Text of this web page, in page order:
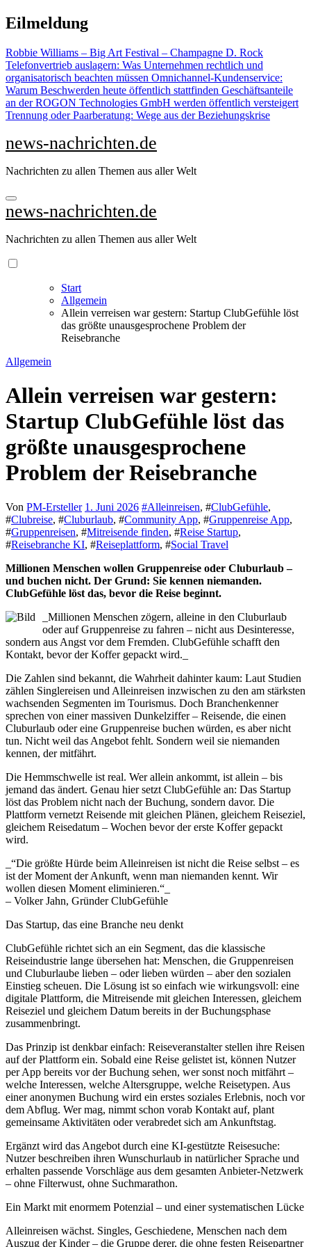
Zu
Inhalten
Eilmeldung
Robbie Williams – Big Art Festival – Champagne D. Rock
Telefonvertrieb auslagern: Was Unternehmen rechtlich und
organisatorisch beachten müssen Omnichannel-Kundenservice:
Warum Beschwerden heute öffentlich stattfinden Geschäftsanteile
an der ROGON Technologies GmbH werden öffentlich versteigert
Trennung oder Paarberatung: Wege aus der Beziehungskrise
news-nachrichten.de
Nachrichten zu allen Themen aus aller Welt
news-nachrichten.de
Nachrichten zu allen Themen aus aller Welt
Start
Allgemein
Allein verreisen war gestern: Startup ClubGefühle löst
das größte unausgesprochene Problem der
Reisebranche
Allgemein
Allein verreisen war gestern:
Startup ClubGefühle löst das
größte unausgesprochene
Problem der Reisebranche
Von PM-Ersteller 1. Juni 2026 #Alleinreisen, #ClubGefühle,
#Clubreise, #Cluburlaub, #Community App, #Gruppenreise App,
#Gruppenreisen, #Mitreisende finden, #Reise Startup,
#Reisebranche KI, #Reiseplattform, #Social Travel
Millionen Menschen wollen Gruppenreise oder Cluburlaub –
und buchen nicht. Der Grund: Sie kennen niemanden.
ClubGefühle löst das, bevor die Reise beginnt.
_Millionen Menschen zögern, alleine in den Cluburlaub
oder auf Gruppenreise zu fahren – nicht aus Desinteresse,
sondern aus Angst vor dem Fremden. ClubGefühle schafft den
Kontakt, bevor der Koffer gepackt wird._
Die Zahlen sind bekannt, die Wahrheit dahinter kaum: Laut Studien
zählen Singlereisen und Alleinreisen inzwischen zu den am stärksten
wachsenden Segmenten im Tourismus. Doch Branchenkenner
sprechen von einer massiven Dunkelziffer – Reisende, die einen
Cluburlaub oder eine Gruppenreise buchen würden, es aber nicht
tun. Nicht weil das Angebot fehlt. Sondern weil sie niemanden
kennen, der mitfährt.
Die Hemmschwelle ist real. Wer allein ankommt, ist allein – bis
jemand das ändert. Genau hier setzt ClubGefühle an: Das Startup
löst das Problem nicht nach der Buchung, sondern davor. Die
Plattform vernetzt Reisende mit gleichen Plänen, gleichem Reiseziel,
gleichem Reisedatum – Wochen bevor der erste Koffer gepackt
wird.
_“Die größte Hürde beim Alleinreisen ist nicht die Reise selbst – es
ist der Moment der Ankunft, wenn man niemanden kennt. Wir
wollen diesen Moment eliminieren.“_
– Volker Jahn, Gründer ClubGefühle
Das Startup, das eine Branche neu denkt
ClubGefühle richtet sich an ein Segment, das die klassische
Reiseindustrie lange übersehen hat: Menschen, die Gruppenreisen
und Cluburlaube lieben – oder lieben würden – aber den sozialen
Einstieg scheuen. Die Lösung ist so einfach wie wirkungsvoll: eine
digitale Plattform, die Mitreisende mit gleichen Interessen, gleichem
Reiseziel und gleichem Datum bereits in der Buchungsphase
zusammenbringt.
Das Prinzip ist denkbar einfach: Reiseveranstalter stellen ihre Reisen
auf der Plattform ein. Sobald eine Reise gelistet ist, können Nutzer
per App bereits vor der Buchung sehen, wer sonst noch mitfährt –
welche Interessen, welche Altersgruppe, welche Reisetypen. Aus
einer anonymen Buchung wird ein erstes soziales Erlebnis, noch vor
dem Abflug. Wer mag, nimmt schon vorab Kontakt auf, plant
gemeinsame Aktivitäten oder verabredet sich am Ankunftstag.
Ergänzt wird das Angebot durch eine KI-gestützte Reisesuche:
Nutzer beschreiben ihren Wunschurlaub in natürlicher Sprache und
erhalten passende Vorschläge aus dem gesamten Anbieter-Netzwerk
– ohne Filterwust, ohne Suchmarathon.
Ein Markt mit enormem Potenzial – und einer systematischen Lücke
Alleinreisen wächst. Singles, Geschiedene, Menschen nach dem
Auszug der Kinder – die Gruppe derer, die ohne festen Reisepartner